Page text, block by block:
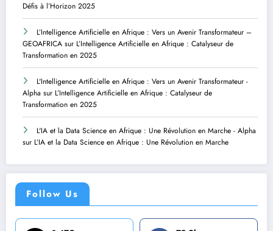
Défis à l’Horizon 2025
L’Intelligence Artificielle en Afrique : Vers un Avenir Transformateur –
GEOAFRICA sur L’Intelligence Artificielle en Afrique : Catalyseur de
Transformation en 2025
L'Intelligence Artificielle en Afrique : Vers un Avenir Transformateur -
Alpha sur L’Intelligence Artificielle en Afrique : Catalyseur de
Transformation en 2025
L'IA et la Data Science en Afrique : Une Révolution en Marche - Alpha
sur L’IA et la Data Science en Afrique : Une Révolution en Marche
Follow Us